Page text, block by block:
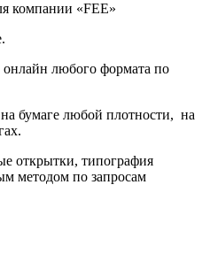
компании «FEE»
онлайн любого формата по
бумаге любой плотности, на
открытки, типография
методом по запросам